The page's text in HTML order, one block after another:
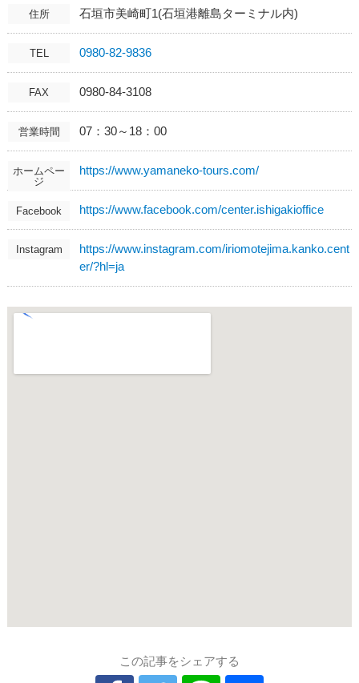
住所 石垣市美崎町1(石垣港離島ターミナル内)
TEL 0980-82-9836
FAX 0980-84-3108
営業時間 07：30～18：00
ホームペー
ジ
https://www.yamaneko-tours.com/
Facebook https://www.facebook.com/center.ishigakioffice
Instagram
https://www.instagram.com/iriomotejima.kanko.cent
er/?hl=ja
この記事をシェアする